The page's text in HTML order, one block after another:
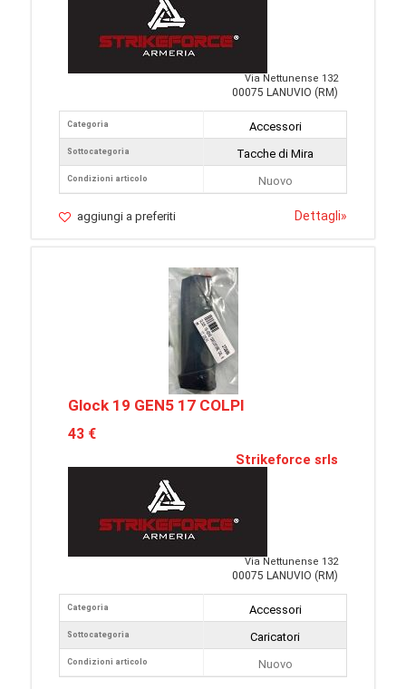
Via Nettunense 132
00075 LANUVIO (RM)
Categoria
Sottocategoria
Condizioni articolo
Accessori
Tacche di Mira
Nuovo
aggiungi a preferiti Dettagli»
Glock 19 GEN5 17 COLPI
43 €
Strikeforce srls
Via Nettunense 132
00075 LANUVIO (RM)
Categoria
Sottocategoria
Condizioni articolo
Accessori
Caricatori
Nuovo